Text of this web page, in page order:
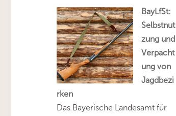
BayLfSt:
Selbstnut
zung und
Verpacht
ung von
Jagdbezi
rken
Das Bayerische Landesamt für